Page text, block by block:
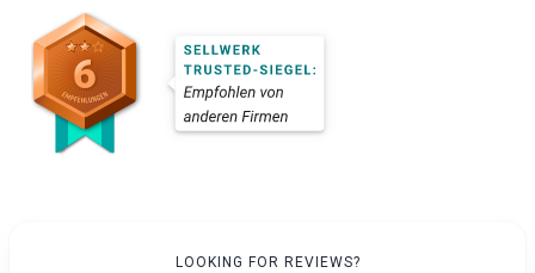
LOOKING FOR REVIEWS?